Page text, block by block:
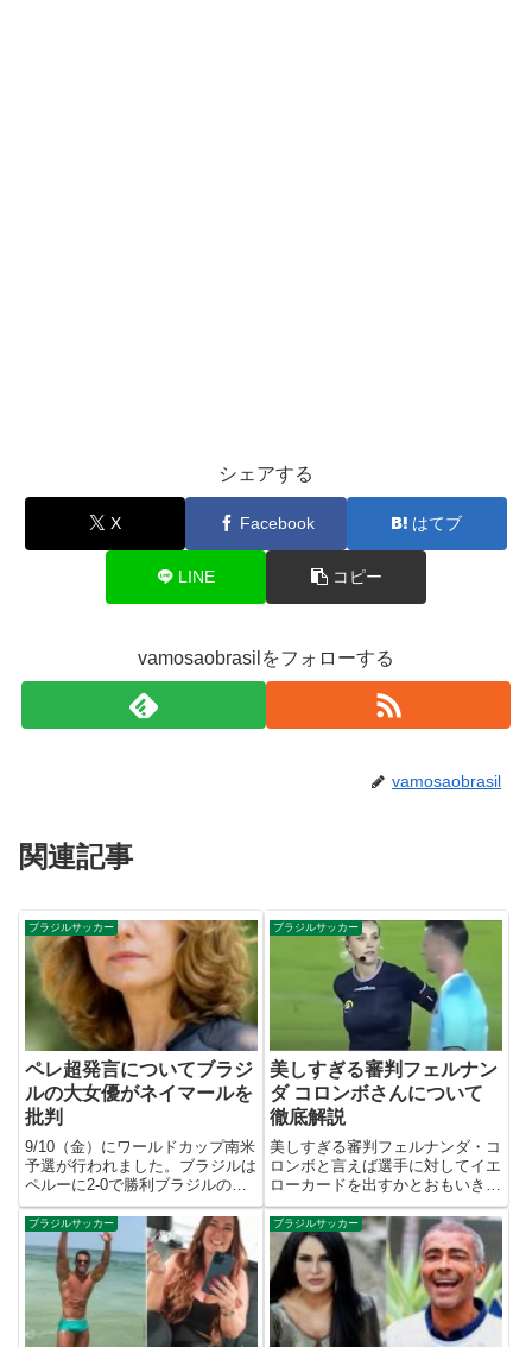
シェアする
X Facebook はてブ
LINE コピー
vamosaobrasilをフォローする
vamosaobrasil
関連記事
ブラジルサッカー
ペレ超発言についてブラジ
ルの大女優がネイマールを
批判
9/10（金）にワールドカップ南米
予選が行われました。ブラジルは
ペルーに2-0で勝利ブラジルの背
番号10、エースのネイマールは
前半40分に２点目をゴールしま
した。ネイマールはこれでブラジ
ル代表通算69ゴールとなり、王
様ペレの77ゴールに徐々...
ブラジルサッカー
美しすぎる審判フェルナン
ダ コロンボさんについて
徹底解説
美しすぎる審判フェルナンダ・コ
ロンボと言えば選手に対してイエ
ローカードを出すかとおもいき
や、ポケットからハンカチを取り
出し顔の汗をぬぐうというお茶目
なしぐさで、美しすぎる女性審判
として日本で話題となりました
↓Fernanda Colombo...
ブラジルサッカー ブラジルサッカー